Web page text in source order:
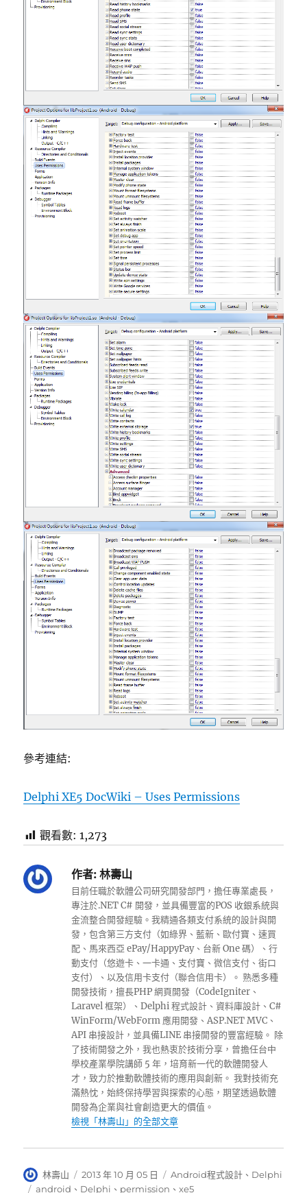
參考連結:
Delphi XE5 DocWiki – Uses Permissions
觀看數: 1,273
作者: 林壽山
目前任職於軟體公司研究開發部門，擔任專業處長，
專注於.NET C# 開發，並具備豐富的POS 收銀系統與
金流整合開發經驗。我精通各類支付系統的設計與開
發，包含第三方支付（如綠界、藍新、歐付寶、速買
配、馬來西亞 ePay/HappyPay、台新 One 碼）、行
動支付（悠遊卡、一卡通、支付寶、微信支付、街口
支付）、以及信用卡支付（聯合信用卡）。 熟悉多種
開發技術，擅長PHP 網頁開發（CodeIgniter、
Laravel 框架）、Delphi 程式設計、資料庫設計、C#
WinForm/WebForm 應用開發、ASP.NET MVC、
API 串接設計，並具備LINE 串接開發的豐富經驗。 除
了技術開發之外，我也熱衷於技術分享，曾擔任台中
學校產業學院講師 5 年，培育新一代的軟體開發人
才，致力於推動軟體技術的應用與創新。 我對技術充
滿熱忱，始終保持學習與探索的心態，期望透過軟體
開發為企業與社會創造更大的價值。
檢視「林壽山」的全部文章
作
者
林壽山
發
佈
2013 年 10 月 05 日
分
類
Android程式設計 、 Delphi
標
android 、 Delphi 、 permission 、xe5